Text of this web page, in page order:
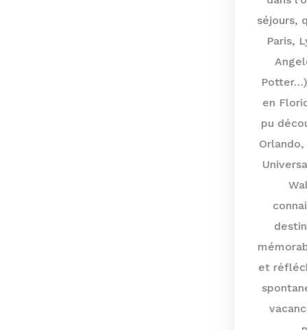
séjours, qu’ils soient en France (Disneyland
Potter…) Elle a aussi organisé mon séjour
en Floride l’été dernier, durant lequel j’ai
pu découvrir pour la première fois Miami,
Orlando, le Kennedy Space Center (Nasa),
Universal Studios Florida et évidemment
mémorable. Tout était parfaitement prévu
et réfléchi, tout en gardant la magie de la
spontanéité que l’on apprécie durant des